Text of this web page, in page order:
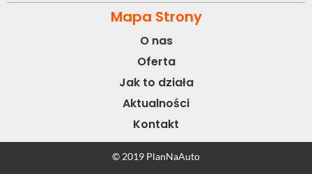
Mapa Strony
O nas
Oferta
Jak to działa
Aktualności
Kontakt
© 2019 PlanNaAuto